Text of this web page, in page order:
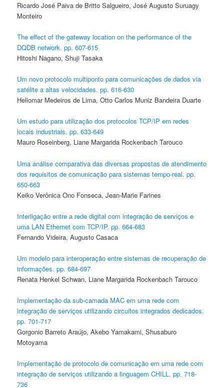
Ricardo José Paiva de Britto Salgueiro, José Augusto Suruagy
Monteiro
The effect of the gateway location on the performance of the
DQDB network. pp. 607-615
Hitoshi Nagano, Shuji Tasaka
Um novo protocolo multiponto para comunicações de dados via
satélite a altas velocidades. pp. 616-630
Heliomar Medeiros de Lima, Otto Carlos Muniz Bandeira Duarte
Um estudo para utilização dos protocolos TCP/IP em redes
locais industriais. pp. 633-649
Mauro Roseinberg, Liane Margarida Rockenbach Tarouco
Uma análise comparativa das diversas propostas de atendimento
dos requisitos de comunicação para sistemas tempo-real. pp.
650-663
Keiko Verônica Ono Fonseca, Jean-Marie Farines
Interligação entre a rede digital com integração de serviços e
uma LAN Ethernet com TCP/IP. pp. 664-683
Fernando Videira, Augusto Casaca
Um modelo para interoperação entre sistemas de recuperação de
informações. pp. 684-697
Renata Henkel Schwan, Liane Margarida Rockenbach Tarouco
Implementação da sub-camada MAC em uma rede com
integração de serviços utilizando circuitos integrados dedicados.
pp. 701-717
Gorgonio Barreto Araújo, Akebo Yamakami, Shusaburo
Motoyama
Implementação de protocolo de comunicação em uma rede com
integração de serviços utilizando a linguagem CHILL. pp. 718-
736